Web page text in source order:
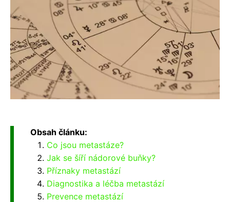
Obsah článku:
Co jsou metastáze?
Jak se šíří nádorové buňky?
Příznaky metastází
Diagnostika a léčba metastází
Prevence metastází